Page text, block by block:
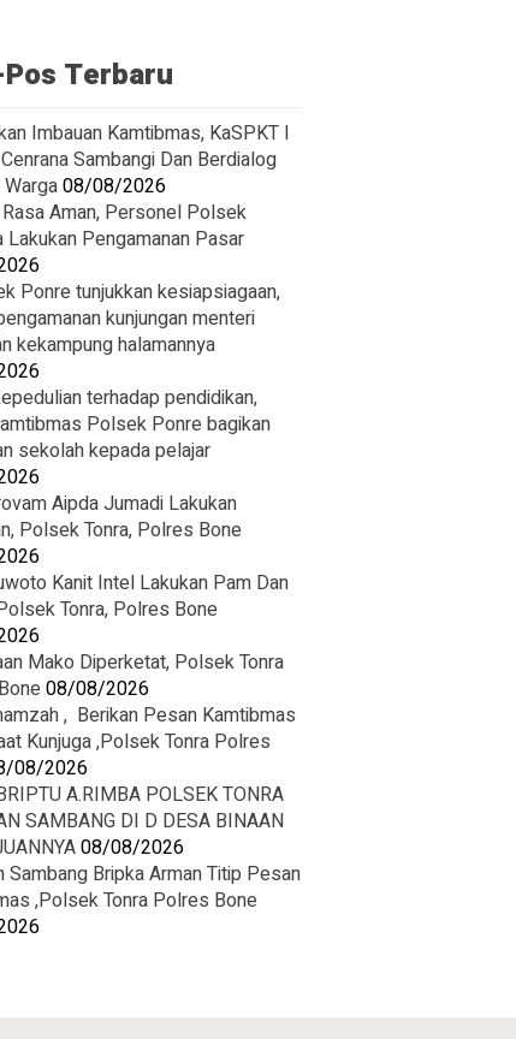
Terbaru
Imbauan Kamtibmas, KaSPKT I
Sambangi Dan Berdialog
08/08/2026
Aman, Personel Polsek
Lakukan Pengamanan Pasar
Ponre tunjukkan kesiapsiagaan,
kunjungan menteri
kekampung halamannya
terhadap pendidikan,
Polsek Ponre bagikan
sekolah kepada pelajar
Aipda Jumadi Lakukan
Polsek Tonra, Polres Bone
Kanit Intel Lakukan Pam Dan
Tonra, Polres Bone
Mako Diperketat, Polsek Tonra
08/08/2026
, Berikan Pesan Kamtibmas
Kunjuga ,Polsek Tonra Polres
08/2026
A.RIMBA POLSEK TONRA
SAMBANG DI D DESA BINAAN
08/08/2026
Sambang Bripka Arman Titip Pesan
,Polsek Tonra Polres Bone